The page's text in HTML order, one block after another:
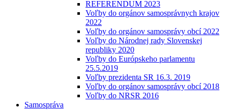
REFERENDUM 2023
Voľby do orgánov samosprávnych krajov
2022
Voľby do orgánov samosprávy obcí 2022
Voľby do Národnej rady Slovenskej
republiky 2020
Voľby do Európskeho parlamentu
25.5.2019
Voľby prezidenta SR 16.3. 2019
Voľby do orgánov samosprávy obcí 2018
Voľby do NRSR 2016
Samospráva